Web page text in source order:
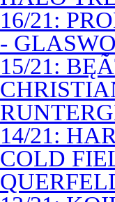
16/21:
-
15/21:
14/21:
COLD